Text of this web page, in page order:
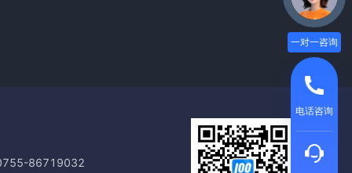
86719032
一对一咨询
电话咨询